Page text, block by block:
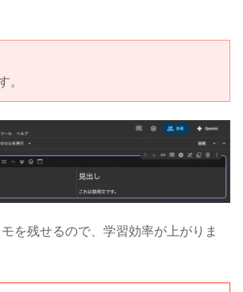
。
を残せるので、学習効率が上がりま